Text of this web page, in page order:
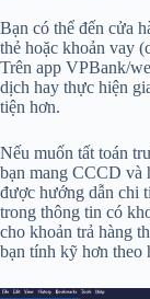
Bạn có thể đến cửa
thẻ hoặc khoản vay
Trên app VPBank/
dịch hay thực hiện
tiện hơn.
Nếu muốn tất toán
bạn mang CCCD và
được hướng dẫn chi
trong thông tin có
cho khoản trả hàng
bạn tính kỹ hơn theo